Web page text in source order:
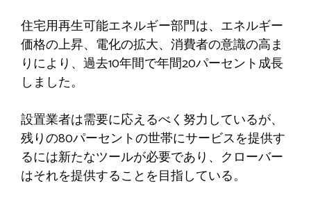
住宅用再生可能エネルギー部門は、エネルギー
価格の上昇、電化の拡大、消費者の意識の高ま
りにより、過去10年間で年間20パーセント成長
しました。
設置業者は需要に応えるべく努力しているが、
残りの80パーセントの世帯にサービスを提供す
るには新たなツールが必要であり、クローバー
はそれを提供することを目指している。